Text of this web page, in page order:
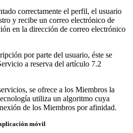
correctamente el perfil, el usuario
y recibe un correo electrónico de
en la dirección de correo electrónico
por parte del usuario, éste se
a reserva del artículo 7.2
se ofrece a los Miembros la
utiliza un algoritmo cuya
de los Miembros por afinidad.
móvil